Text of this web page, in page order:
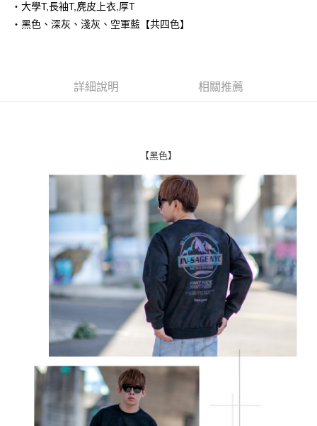
Google Pay
AFTEE先享後付是「在收到商品之後才付款」的支付方式。 讓您購物簡單
１．於結帳方式選擇「AFTEE先享後付」後，將跳轉至「AFTEE先享後付」
結帳頁面，進行簡訊認證並確認金額後，即可完成結帳。
２．訂單成立數日內，您將收到繳費通知簡訊。
３．收到繳費通知簡訊後14天內，點擊此簡訊中的連結，可透過四大超商／
ATM／網路銀行／等多元方式進行付款，方視為交易完成。
※ 請注意：結帳手續完成當下不需立刻繳費，但若您需要取消訂單，請聯絡
購買商品的店家。未經商家同意取消之訂單仍視為有效，需透過AFTEE先享
後付繳納相關費用。
※ 交易是否成功請以「AFTEE先享後付 」之結帳頁面顯示為準，若有關於
是否繳費成功／繳費後需取消欲退款等相關疑問，請聯繫「AFTEE先享後付
客戶支援中心」
https://netprotections.freshdesk.com/support/home
【注意事項】
１．透過由恩沛科技股份有限公司提供之「AFTEE先享後付」服務完成之交
易，需依本服務之必要範圍內提供個人資料，並將交易相關給付款項請求債
權轉讓予恩沛科技股份有限公司。
２．關於個人資料處理事宜，請瀏覽以下網址：
https://aftee.tw/terms/#terms3
３．未成年的使用者請事先徵得法定代理人或監護人之同意方可使用
「AFTEE先享後付」，若未經同意申辦者引起之損失，本公司不負相關責
每筆NT$80，滿NT$1,800(含以上)免運費
7-11付款取貨
每筆NT$80，滿NT$1,800(含以上)免運費
先付款後7-11取貨
每筆NT$80，滿NT$1,800(含以上)免運費
每筆NT$120，滿NT$3,000(含以上)免運費
‧大學T,長袖T,麂皮上衣,厚T
‧黑色、深灰、淺灰、空軍藍【共四色】
詳細說明 相關推薦
【黑色】